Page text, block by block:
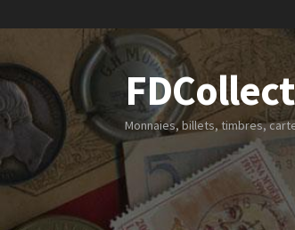
Monnaies, billets, timbres,